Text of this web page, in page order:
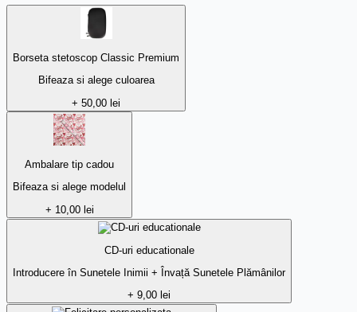
Borseta stetoscop Classic Premium
Bifeaza si alege culoarea
+ 50,00 lei
Ambalare tip cadou
Bifeaza si alege modelul
+ 10,00 lei
CD-uri educationale
Introducere în Sunetele Inimii + Învață Sunetele Plămânilor
+ 9,00 lei